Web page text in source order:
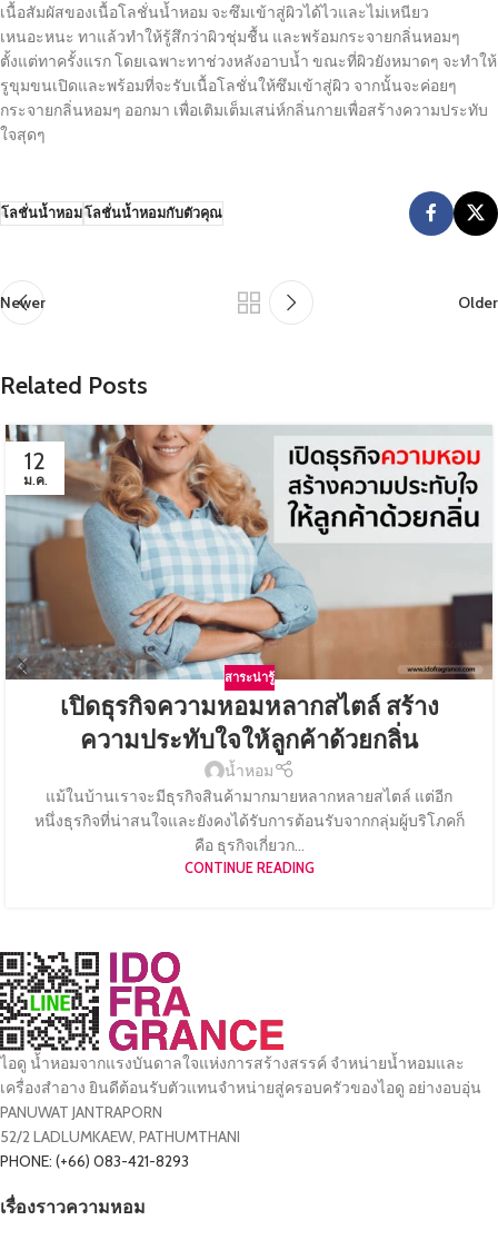
เนื้อสัมผัสของเนื้อโลชั่นน้ำหอม จะซึมเข้าสู่ผิวได้ไวและไม่เหนียว
เหนอะหนะ ทาแล้วทำให้รู้สึกว่าผิวชุ่มชื้น และพร้อมกระจายกลิ่นหอมๆ
ตั้งแต่ทาครั้งแรก โดยเฉพาะทาช่วงหลังอาบน้ำ ขณะที่ผิวยังหมาดๆ จะทำให้
รูขุมขนเปิดและพร้อมที่จะรับเนื้อโลชั่นให้ซึมเข้าสู่ผิว จากนั้นจะค่อยๆ
กระจายกลิ่นหอมๆ ออกมา เพื่อเติมเต็มเสน่ห์กลิ่นกายเพื่อสร้างความประทับ
ใจสุดๆ
โลชั่นน้ำหอมโลชั่นน้ำหอมกับตัวคุณ
Newer Older
Related Posts
12
ม.ค.
สาระน่ารู้
เปิดธุรกิจความหอมหลากสไตล์ สร้าง
ความประทับใจให้ลูกค้าด้วยกลิ่น
น้ำหอม
แม้ในบ้านเราจะมีธุรกิจสินค้ามากมายหลากหลายสไตล์ แต่อีก
หนึ่งธุรกิจที่น่าสนใจและยังคงได้รับการต้อนรับจากกลุ่มผู้บริโภคก็
คือ ธุรกิจเกี่ยวก...
CONTINUE READING
ไอดู น้ำหอมจากแรงบันดาลใจแห่งการสร้างสรรค์ จำหน่ายน้ำหอมและ
เครื่องสำอาง ยินดีต้อนรับตัวแทนจำหน่ายสู่ครอบครัวของไอดู อย่างอบอุ่น
PANUWAT JANTRAPORN
52/2 LADLUMKAEW, PATHUMTHANI
PHONE: (+66) 083-421-8293
เรื่องราวความหอม